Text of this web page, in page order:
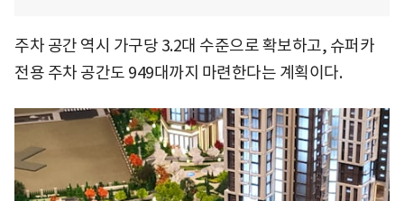
주차 공간 역시 가구당 3.2대 수준으로 확보하고, 슈퍼카
전용 주차 공간도 949대까지 마련한다는 계획이다.